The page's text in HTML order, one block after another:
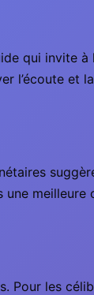
qui invite
l’écoute et
les